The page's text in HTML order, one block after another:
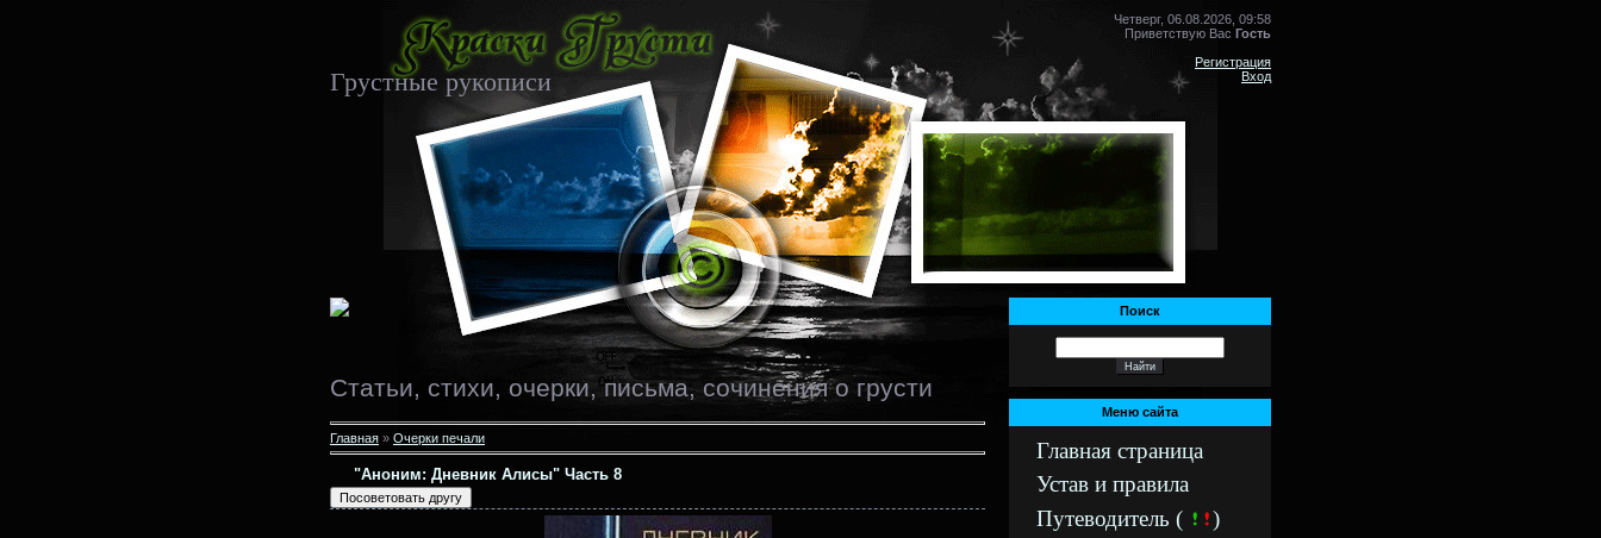
Грустные рукописи
Четверг, 06.08.2026, 09:58
Приветствую Вас Гость
Регистрация
Вход
Статьи, стихи, очерки, письма, сочинения о грусти
Главная » Очерки печали
"Аноним: Дневник Алисы" Часть 8
Поиск
Меню сайта
Главная страница
Устав и правила
Путеводитель (
)